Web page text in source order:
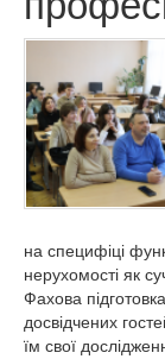
на специфіці
нерухомості як
Фахова
досвідчених
їм свої